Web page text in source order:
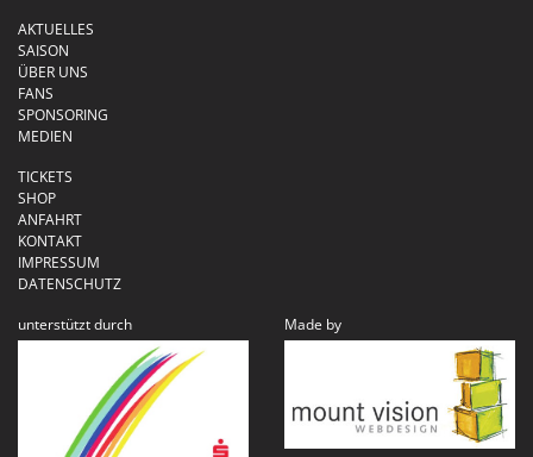
AKTUELLES
SAISON
ÜBER UNS
FANS
SPONSORING
MEDIEN
TICKETS
SHOP
ANFAHRT
KONTAKT
IMPRESSUM
DATENSCHUTZ
unterstützt durch
Made by